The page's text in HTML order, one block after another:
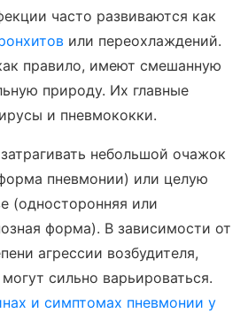
часто развиваются как
или переохлаждений.
правило, имеют смешанную
природу. Их главные
и пневмококки.
небольшой очажок
пневмонии) или целую
(односторонняя или
форма). В зависимости от
агрессии возбудителя,
сильно варьироваться.
и симптомах пневмонии у